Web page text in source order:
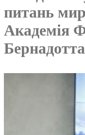
питань
Академія